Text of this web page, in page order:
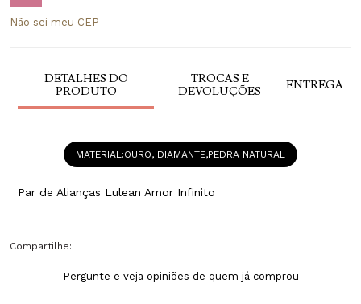
Não sei meu CEP
DETALHES DO
PRODUTO
TROCAS E
DEVOLUÇÕES
ENTREGA
Par de Alianças Lulean Amor Infinito
MATERIAL OURO, DIAMANTE,PEDRA NATURAL
Compartilhe:
Pergunte e veja opiniões de quem já comprou